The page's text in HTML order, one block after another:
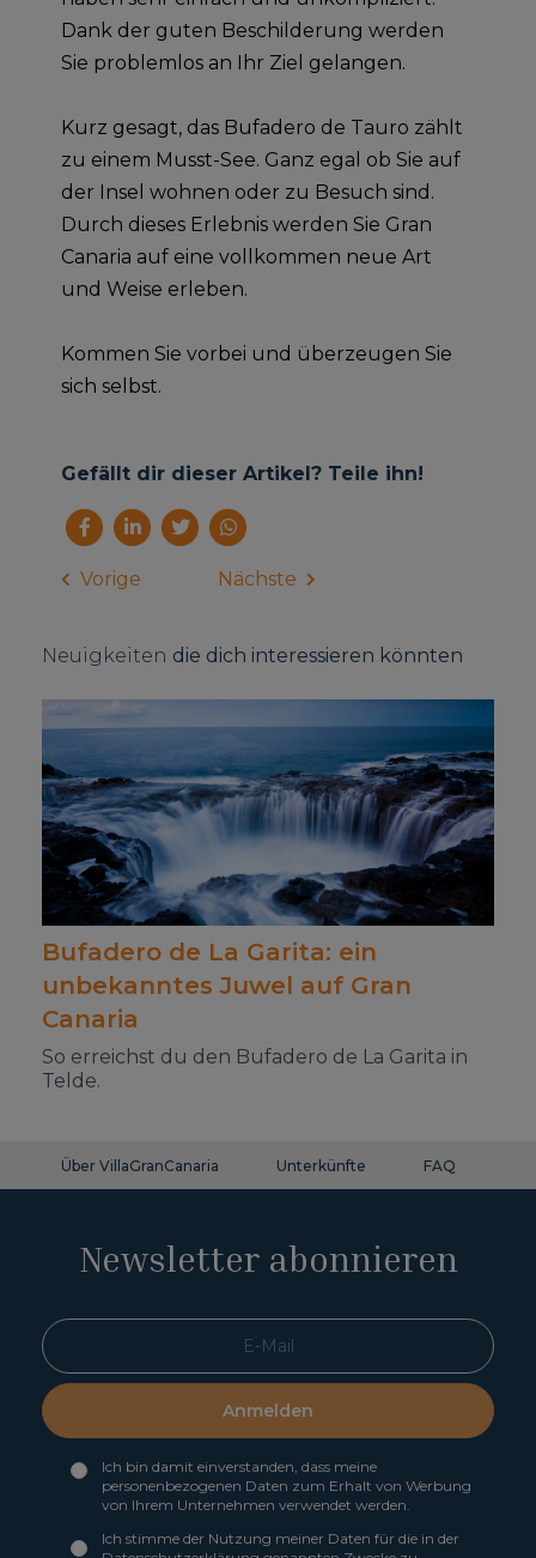
Dank der guten Beschilderung werden
Sie problemlos an Ihr Ziel gelangen.
Kurz gesagt, das Bufadero de Tauro zählt
zu einem Musst-See. Ganz egal ob Sie auf
der Insel wohnen oder zu Besuch sind.
Durch dieses Erlebnis werden Sie Gran
Canaria auf eine vollkommen neue Art
und Weise erleben.
Kommen Sie vorbei und überzeugen Sie
sich selbst.
Gefällt dir dieser Artikel? Teile ihn!
Vorige Nächste
Neuigkeiten die dich interessieren könnten
Bufadero de La Garita: ein
unbekanntes Juwel auf Gran
Canaria
So erreichst du den Bufadero de La Garita in
Telde.
Über VillaGranCanaria Unterkünfte FAQ
Newsletter abonnieren
Anmelden
Ich bin damit einverstanden, dass meine
personenbezogenen Daten zum Erhalt von Werbung
von Ihrem Unternehmen verwendet werden.
Ich stimme der Nutzung meiner Daten für die in der